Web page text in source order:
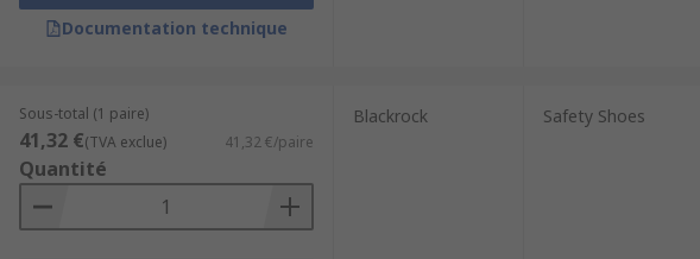
Documentation technique
Sous-total (1 paire)
41,32 €(TVA exclue) 41,32 €/paire
Quantité
Blackrock Safety Shoes